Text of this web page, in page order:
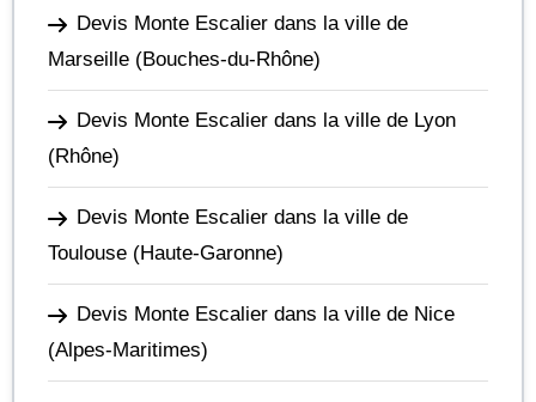
Devis Monte Escalier dans la ville de
Marseille (Bouches-du-Rhône)
Devis Monte Escalier dans la ville de Lyon
(Rhône)
Devis Monte Escalier dans la ville de
Toulouse (Haute-Garonne)
Devis Monte Escalier dans la ville de Nice
(Alpes-Maritimes)